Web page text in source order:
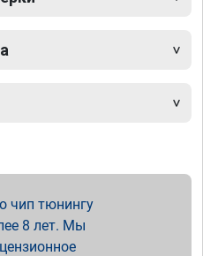
чип тюнингу
8 лет. Мы